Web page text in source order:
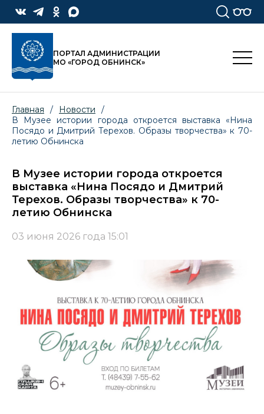
ПОРТАЛ АДМИНИСТРАЦИИ
МО «ГОРОД ОБНИНСК»
Главная / Новости
/
В Музее истории города откроется выставка «Нина
Посядо и Дмитрий Терехов. Образы творчества» к 70-
летию Обнинска
В Музее истории города откроется
выставка «Нина Посядо и Дмитрий
Терехов. Образы творчества» к 70-
летию Обнинска
03 июня 2026 года 15:01